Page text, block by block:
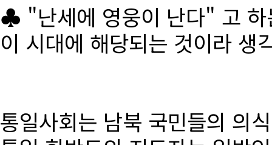
♣ "난세에 영웅이 난다" 고 하
이 시대에 해당되는 것이라 생
통일사회는 남북 국민들의 의